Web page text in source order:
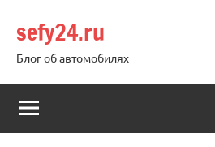
содержимому
sefy24.ru
Блог об автомобилях